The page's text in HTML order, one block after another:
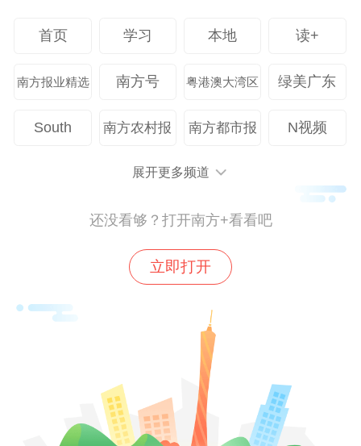
6月7日，高考首日，广州市执信中学考点门口，广州市
公安局交通管理支队机动巡逻大队辅警班长李明清连续
第三年在考点执勤，迎接每一位步入考场的考生。
首页 学习 本地 读+
南方报业精选 南方号 粤港澳大湾区 绿美广东
South 南方农村报 南方都市报 N视频
展开更多频道
还没看够？打开南方+看看吧
立即打开